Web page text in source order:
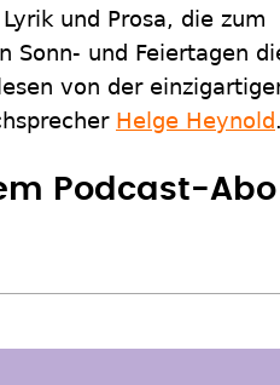
und Prosa, die zum
Sonn- und Feiertagen
von der
Helge Heynold.
Podcast-